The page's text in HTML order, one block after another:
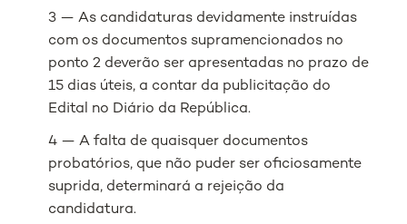
3 — As candidaturas devidamente instruídas
com os documentos supramencionados no
ponto 2 deverão ser apresentadas no prazo de
15 dias úteis, a contar da publicitação do
Edital no Diário da República.
4 — A falta de quaisquer documentos
probatórios, que não puder ser oficiosamente
suprida, determinará a rejeição da
candidatura.